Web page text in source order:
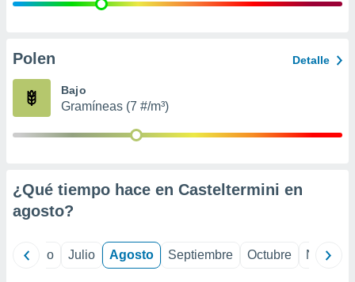
publicidad
de
Polen Detalle
Bajo
Gramíneas (7 #/m³)
¿Qué tiempo hace en Casteltermini en
agosto?
Junio Julio Agosto Septiembre Octubre